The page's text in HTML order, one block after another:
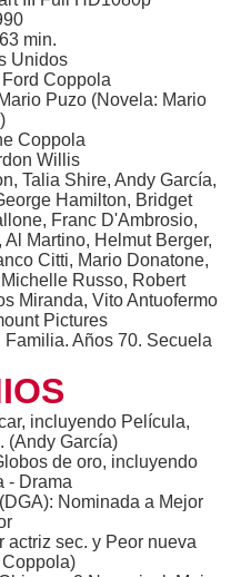
min.
Unidos
Coppola
Puzo (Novela: Mario
Coppola
Willis
Talia Shire, Andy García,
Hamilton, Bridget
Franc D'Ambrosio,
Martino, Helmut Berger,
Citti, Mario Donatone,
Russo, Robert
Miranda, Vito Antuofermo
Pictures
Años 70. Secuela
incluyendo Película,
(Andy García)
de oro, incluyendo
- Drama
Nominada a Mejor
actriz sec. y Peor nueva